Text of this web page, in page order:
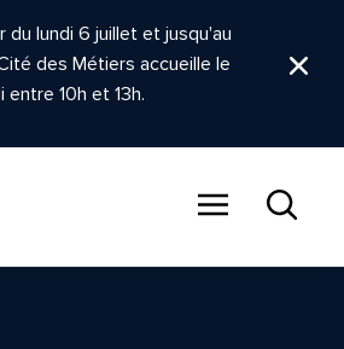
du lundi 6 juillet et jusqu'au
des Métiers accueille le
entre 10h et 13h.